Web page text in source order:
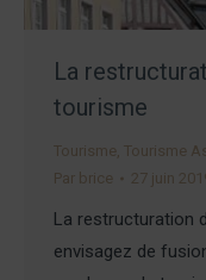
La
tourisme
Tourisme, Tourisme
Par brice 27 juin
La restructuration
envisagez de